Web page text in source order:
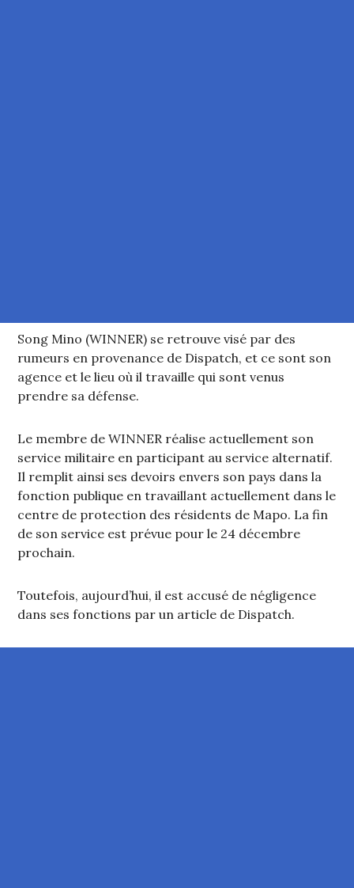
Song Mino (WINNER) se retrouve visé par des
rumeurs en provenance de Dispatch, et ce sont son
agence et le lieu où il travaille qui sont venus
prendre sa défense.
Le membre de WINNER réalise actuellement son
service militaire en participant au service alternatif.
Il remplit ainsi ses devoirs envers son pays dans la
fonction publique en travaillant actuellement dans le
centre de protection des résidents de Mapo. La fin
de son service est prévue pour le 24 décembre
prochain.
Toutefois, aujourd’hui, il est accusé de négligence
dans ses fonctions par un article de Dispatch.